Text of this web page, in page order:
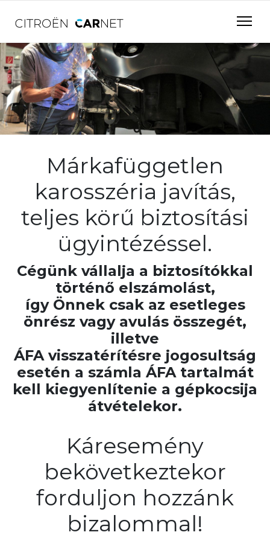
Márkafüggetlen
karosszéria javítás,
teljes körű biztosítási
ügyintézéssel.
Cégünk vállalja a biztosítókkal
történő elszámolást,
így Önnek csak az esetleges
önrész vagy avulás összegét,
illetve
ÁFA visszatérítésre jogosultság
esetén a számla ÁFA tartalmát
kell kiegyenlítenie a gépkocsija
átvételekor.
Káresemény
bekövetkeztekor
forduljon hozzánk
bizalommal!